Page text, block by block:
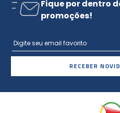
Fique por dentro
promoções!
RECEBER